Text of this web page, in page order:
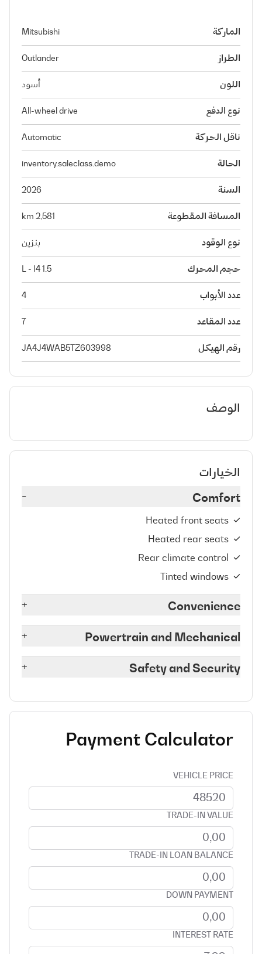
الماركة Mitsubishi
الطراز Outlander
اللون أسود
نوع الدفع All-wheel drive
ناقل الحركة Automatic
الحالة inventory.saleclass.demo
السنة 2026
المسافة المقطوعة 2,581 km
نوع الوقود بنزين
حجم المحرك 1.5 L - I4
عدد الأبواب 4
عدد المقاعد 7
رقم الهيكل JA4J4WAB5TZ603998
الوصف
الخيارات
Comfort
-
Heated front seats
Heated rear seats
Rear climate control
Tinted windows
Convenience
+
Powertrain and Mechanical
+
Safety and Security
+
Payment Calculator
VEHICLE PRICE
TRADE-IN VALUE
TRADE-IN LOAN BALANCE
DOWN PAYMENT
INTEREST RATE